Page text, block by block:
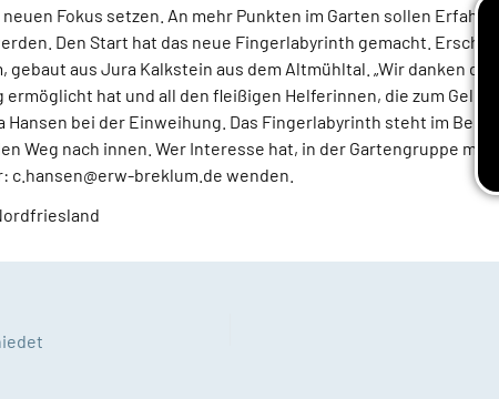
Fokus setzen. An mehr Punkten im Garten sollen
Den Start hat das neue Fingerlabyrinth gemacht.
gebaut aus Jura Kalkstein aus dem Altmühltal. „Wir danken
ermöglicht hat und all den fleißigen Helferinnen, die zum
Hansen bei der Einweihung. Das Fingerlabyrinth steht im
Weg nach innen. Wer Interesse hat, in der Gartengruppe
c.hansen@erw-breklum.de wenden.